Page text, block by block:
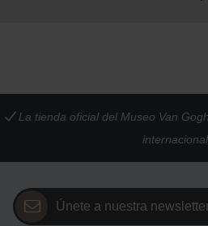
La tienda oficial del Museo Van Gogh
Únete a nuestra